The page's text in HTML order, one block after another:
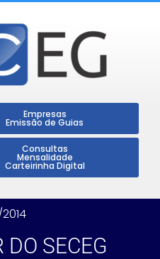
Empresas
Emissão de Guias
Consultas
Mensalidade
Carteirinha Digital
2014
DO SECEG